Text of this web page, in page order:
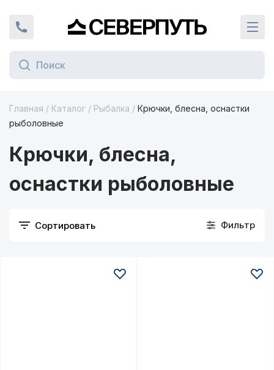
+7 (924) 924-16-46Вернуться на главную страницу
Главная / Каталог / Рыбалка / Крючки, блесна, оснастки
рыболовные
Крючки, блесна,
оснастки рыболовные
граница
Сортировать Фильтр